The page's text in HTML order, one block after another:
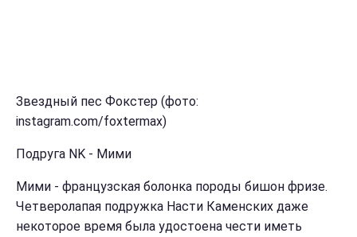
Звездный пес Фокстер (фото:
instagram.com/foxtermax)
Подруга NK - Мими
Мими - французская болонка породы бишон фризе.
Четверолапая подружка Насти Каменских даже
некоторое время была удостоена чести иметь